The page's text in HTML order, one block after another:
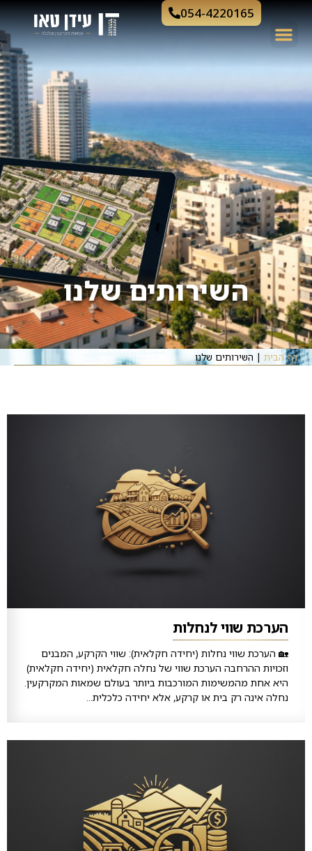
054-4220165
השירותים שלנו
דף הבית | השירותים שלנו
הערכת שווי לנחלות
🏡 הערכת שווי נחלות (יחידה חקלאית): שווי הקרקע, המבנים
וזכויות ההרחבה הערכת שווי של נחלה חקלאית (יחידה חקלאית)
היא אחת מהמשימות המורכבות ביותר בעולם שמאות המקרקעין.
נחלה אינה רק בית או קרקע, אלא יחידה כלכלית...